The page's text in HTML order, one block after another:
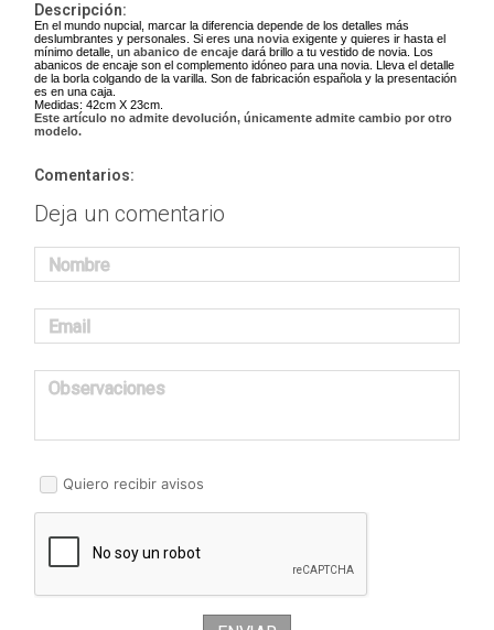
Descripción:
En el mundo nupcial, marcar la diferencia depende de los detalles más
deslumbrantes y personales. Si eres una novia exigente y quieres ir hasta el
mínimo detalle, un abanico de encaje dará brillo a tu vestido de novia. Los
abanicos de encaje son el complemento idóneo para una novia. Lleva el detalle
de la borla colgando de la varilla. Son de fabricación española y la presentación
es en una caja.
Medidas: 42cm X 23cm.
Este artículo no admite devolución, únicamente admite cambio por otro
modelo.
Comentarios:
Deja un comentario
Nombre
Email
Observaciones
Quiero recibir avisos